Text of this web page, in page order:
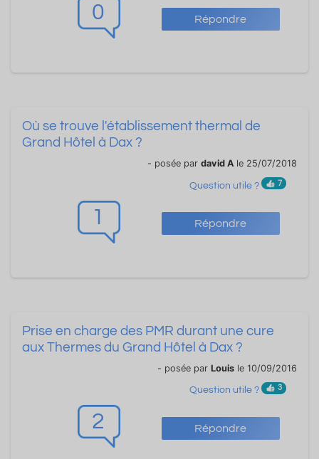
0 Répondre
1 Répondre
Où se trouve l'établissement thermal de
Grand Hôtel à Dax ?
- posée par david A le 25/07/2018
Question utile ? 7
2 Répondre
Prise en charge des PMR durant une cure
aux Thermes du Grand Hôtel à Dax ?
- posée par Louis le 10/09/2016
Question utile ? 3